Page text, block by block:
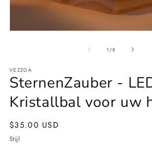
1 /van
8
VEZZOA
SternenZauber -
Kristallbal voor uw
Normale
prijs
$35.00 USD
Stijl